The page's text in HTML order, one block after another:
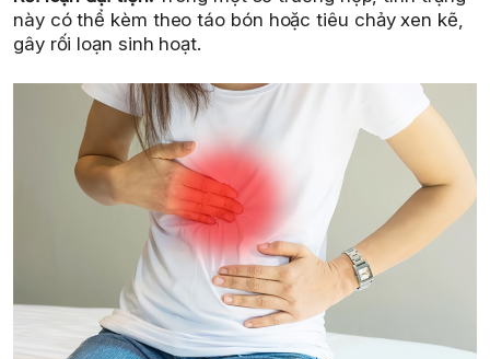
này có thể kèm theo táo bón hoặc tiêu chảy xen kẽ,
gây rối loạn sinh hoạt.